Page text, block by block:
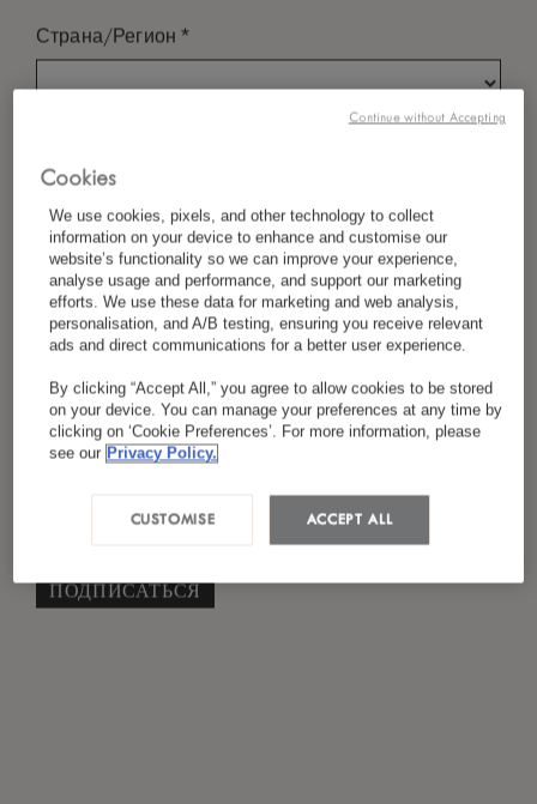
Страна/Регион*
Электронная Почта*
политикой конфиденциальности *
Cookies
We use cookies, pixels, and other technology to collect
information on your device to enhance and customise our
website’s functionality so we can improve your experience,
analyse usage and performance, and support our marketing
efforts. We use these data for marketing and web analysis,
personalisation, and A/B testing, ensuring you receive relevant
ads and direct communications for a better user experience.
By clicking “Accept All,” you agree to allow cookies to be stored
on your device. You can manage your preferences at any time by
clicking on ‘Cookie Preferences’. For more information, please
see our Privacy Policy.
ACCEPT ALL
CUSTOMISE
Continue without Accepting